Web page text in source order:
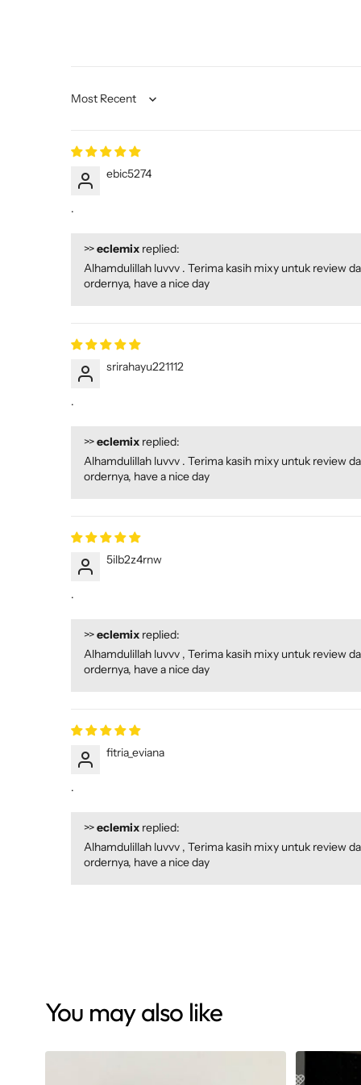
Sort by
ebic5274
.
>>eclemix replied:
Alhamdulillah luvvv . Terima kasih mixy untuk review
ordernya, have a nice day
srirahayu221112
.
>>eclemix replied:
Alhamdulillah luvvv . Terima kasih mixy untuk review
ordernya, have a nice day
5ilb2z4rnw
.
>>eclemix replied:
Alhamdulillah luvvv , Terima kasih mixy untuk review
ordernya, have a nice day
fitria_eviana
.
>>eclemix replied:
Alhamdulillah luvvv , Terima kasih mixy untuk review
ordernya, have a nice day
You may also like